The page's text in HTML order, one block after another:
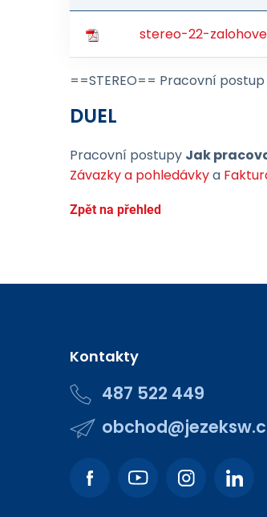
stereo-22-
==STEREO== Pracovní
DUEL
Pracovní postupy Jak
Závazky a pohledávkya
Zpět na přehled
Kontakty
487 522 449